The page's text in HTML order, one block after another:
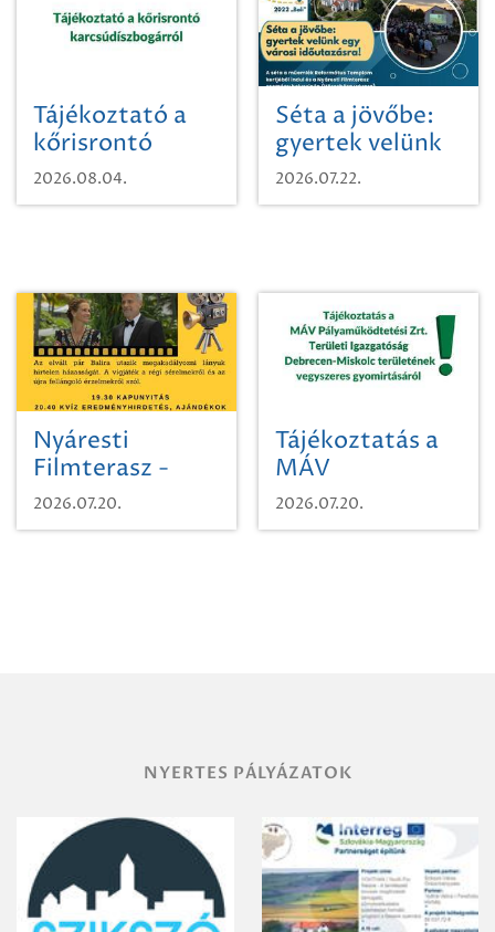
Tájékoztató a
kőrisrontó
karcsúdíszbogárról
2026.08.04.
Séta a jövőbe:
gyertek velünk
egy városi
időutazásra!
2026.07.22.
Nyáresti
Filmterasz -
Beugró a
Paradicsomba
2026.07.20.
Tájékoztatás a
MÁV
Pályaműködtetési
Zrt. Területi
2026.07.20.
NYERTES PÁLYÁZATOK